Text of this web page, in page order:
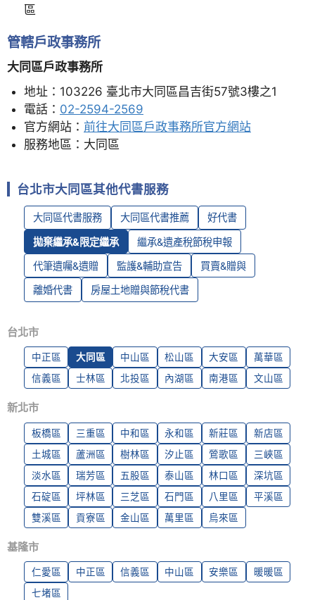
區
管轄戶政事務所
大同區戶政事務所
地址：103226 臺北市大同區昌吉街57號3樓之1
電話： 02-2594-2569
官方網站： 前往大同區戶政事務所官方網站
服務地區：大同區
台北市大同區其他代書服務
大同區代書服務 大同區代書推薦 好代書
拋棄繼承&限定繼承 繼承&遺產稅節稅申報
代筆遺囑&遺贈 監護&輔助宣告 買賣&贈與
離婚代書 房屋土地贈與節稅代書
台北市
中正區 大同區 中山區 松山區 大安區
萬華區
信義區
士林區 北投區 內湖區 南港區 文山區
新北市
板橋區 三重區 中和區 永和區 新莊區
新店區
土城區
蘆洲區 樹林區 汐止區 鶯歌區
三峽區
淡水區
瑞芳區 五股區 泰山區 林口區
深坑區
石碇區
坪林區 三芝區 石門區 八里區
平溪區
雙溪區
貢寮區 金山區 萬里區 烏來區
基隆市
仁愛區 中正區 信義區 中山區 安樂區
暖暖區
七堵區